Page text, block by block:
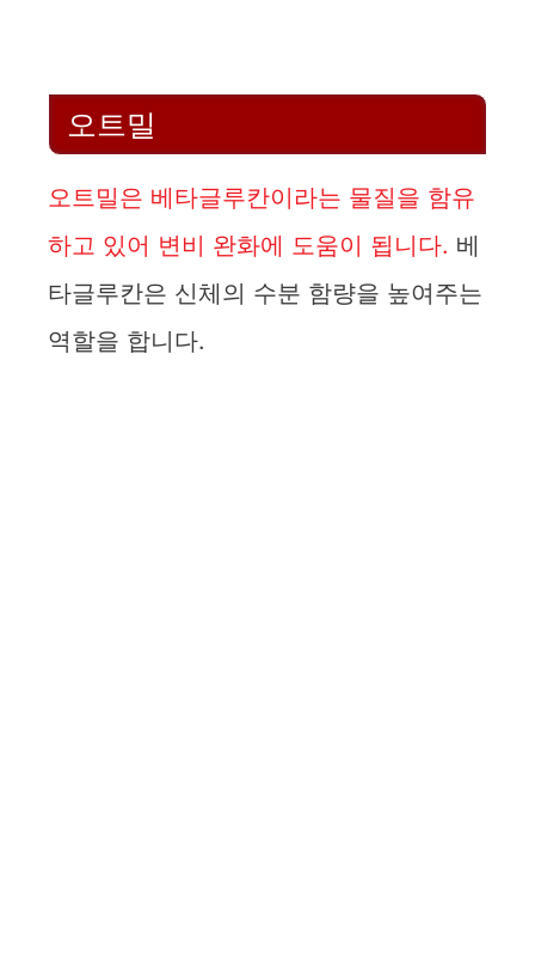
오트밀
오트밀은 베타글루칸이라는 물질을 함유
하고 있어 변비 완화에 도움이 됩니다. 베
타글루칸은 신체의 수분 함량을 높여주는
역할을 합니다.